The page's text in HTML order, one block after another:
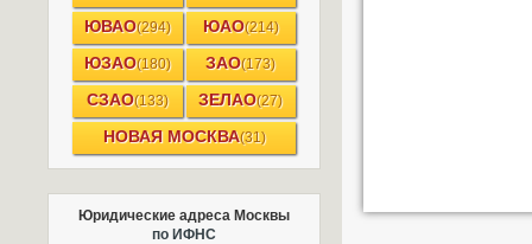
ЮВАО(294) ЮАО(214)
ЮЗАО(180) ЗАО(173)
СЗАО(133) ЗЕЛАО(27)
НОВАЯ МОСКВА(31)
Юридические адреса Москвы
по ИФНС